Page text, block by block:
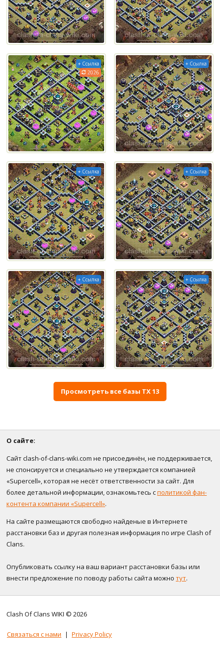
+ Ссылка
2026
+ Ссылка
+ Ссылка + Ссылка
+ Ссылка + Ссылка
Просмотреть все базы ТХ 13
О сайте:
Сайт clash-of-clans-wiki.com не присоединён, не поддерживается,
не спонсируется и специально не утверждается компанией
«Supercell», которая не несёт ответственности за сайт. Для
более детальной информации, ознакомьтесь сполитикой фан-
контента компании «Supercell».
На сайте размещаются свободно найденые в Интернете
расстановки баз и другая полезная информация по игре Clash of
Clans.
Опубликовать ссылку на ваш вариант расстановки базы или
внести предложение по поводу работы сайта можно тут.
Clash Of Clans WIKI © 2026
Связаться с нами | Privacy Policy